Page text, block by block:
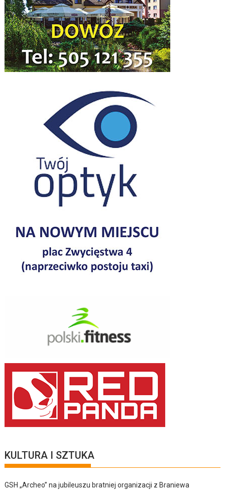
KULTURA I SZTUKA
GSH „Archeo” na jubileuszu bratniej organizacji z Braniewa